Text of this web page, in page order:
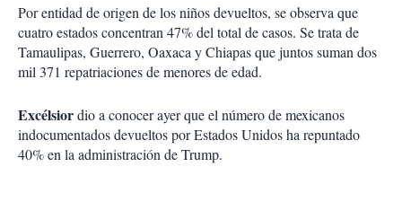
Por entidad de origen de los niños devueltos, se observa que
cuatro estados concentran 47% del total de casos. Se trata de
Tamaulipas, Guerrero, Oaxaca y Chiapas que juntos suman dos
mil 371 repatriaciones de menores de edad.
Excélsiordio a conocer ayer que el número de mexicanos
indocumentados devueltos por Estados Unidos ha repuntado
40% en la administración de Trump.